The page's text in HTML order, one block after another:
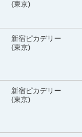
(東京)
新宿ピカデリー
(東京)
新宿ピカデリー
(東京)